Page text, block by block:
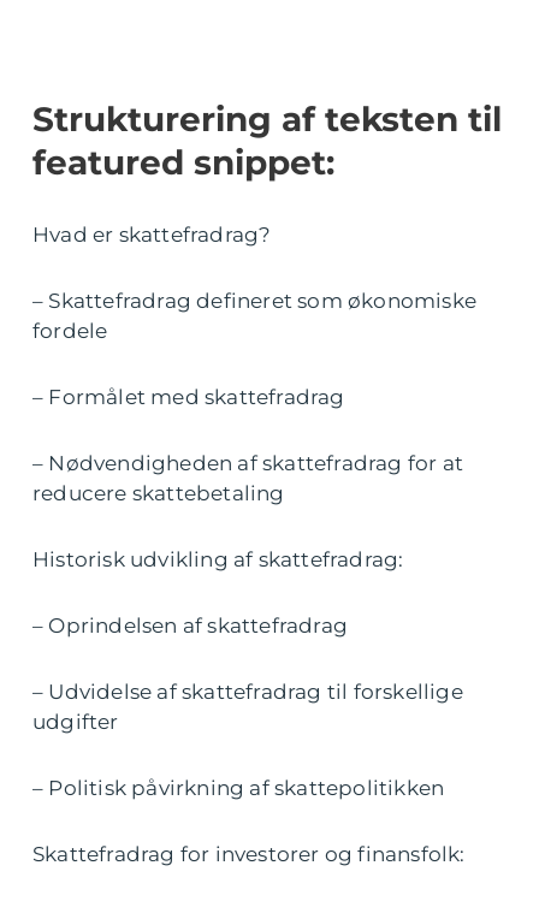
Strukturering af teksten til
featured snippet:
Hvad er skattefradrag?
– Skattefradrag defineret som økonomiske
fordele
– Formålet med skattefradrag
– Nødvendigheden af skattefradrag for at
reducere skattebetaling
Historisk udvikling af skattefradrag:
– Oprindelsen af skattefradrag
– Udvidelse af skattefradrag til forskellige
udgifter
– Politisk påvirkning af skattepolitikken
Skattefradrag for investorer og finansfolk: